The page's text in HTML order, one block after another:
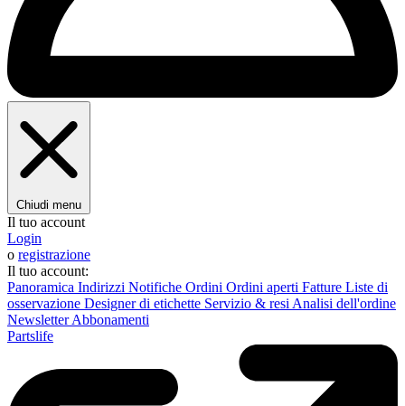
Chiudi menu
Il tuo account
Login
o registrazione
Il tuo account:
Panoramica Indirizzi Notifiche Ordini Ordini aperti Fatture Liste di
osservazione Designer di etichette Servizio & resi Analisi dell'ordine
NewsletterAbbonamenti
Partslife